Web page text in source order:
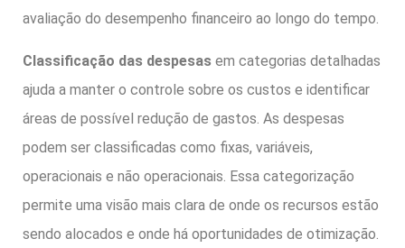
avaliação do desempenho financeiro ao longo do tempo.
Classificação das despesas em categorias detalhadas
ajuda a manter o controle sobre os custos e identificar
áreas de possível redução de gastos. As despesas
podem ser classificadas como fixas, variáveis,
operacionais e não operacionais. Essa categorização
permite uma visão mais clara de onde os recursos estão
sendo alocados e onde há oportunidades de otimização.